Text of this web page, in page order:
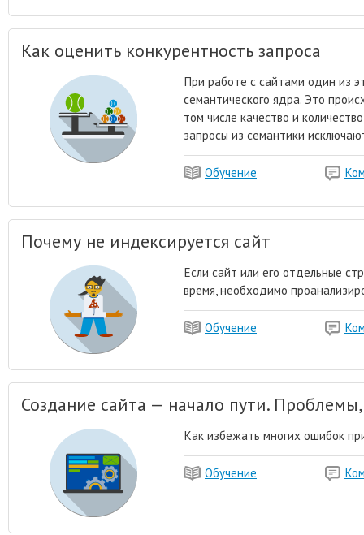
Как оценить конкурентность запроса
При работе с сайтами один из
семантического ядра. Это
том числе качество и
запросы из семантики
Обучение
Почему не индексируется сайт
Если сайт или его отдельные
время, необходимо
Обучение
Создание сайта — начало пути.
Как избежать многих ошибок
Обучение